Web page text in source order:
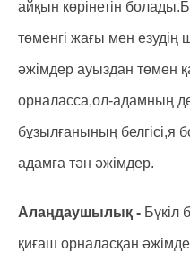
айқын көрінетін
төменгі жағы мен
әжімдер ауыздан төмен
орналасса,ол-адамның
бұзылғанының белгісі,я
адамға тән әжімдер.
Алаңдаушылық - Бүкіл
қиғаш орналасқан